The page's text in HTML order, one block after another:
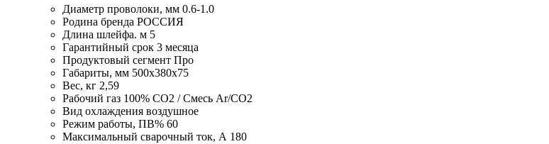
Диаметр проволоки, мм 0.6-1.0
Родина бренда РОССИЯ
Длина шлейфа. м 5
Гарантийный срок 3 месяца
Продуктовый сегмент Про
Габариты, мм 500х380х75
Вес, кг 2,59
Рабочий газ 100% CO2 / Смесь Ar/CO2
Вид охлаждения воздушное
Режим работы, ПВ% 60
Максимальный сварочный ток, А 180